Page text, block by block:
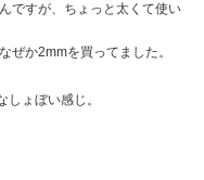
ですが、ちょっと太くて使い
ぜか2mmを買ってました。
ょぼい感じ。